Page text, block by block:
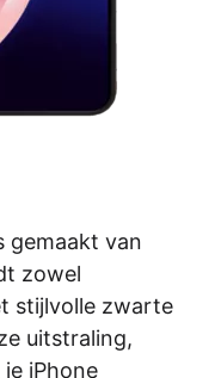
gemaakt van
zowel
stijlvolle zwarte
uitstraling,
iPhone